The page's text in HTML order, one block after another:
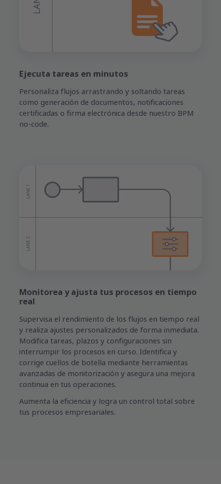
Ejecuta tareas en minutos
Personaliza flujos arrastrando y soltando tareas
como generación de documentos, notificaciones
certificadas o firma electrónica desde nuestro BPM
no-code.
Monitorea y ajusta tus procesos en tiempo
real
Supervisa el rendimiento de los flujos en tiempo real
y realiza ajustes personalizados de forma inmediata.
Modifica tareas, plazos y configuraciones sin
interrumpir los procesos en curso. Identifica y
corrige cuellos de botella mediante herramientas
avanzadas de monitorización y asegura una mejora
continua en tus operaciones.
Aumenta la eficiencia y logra un control total sobre
tus procesos empresariales.